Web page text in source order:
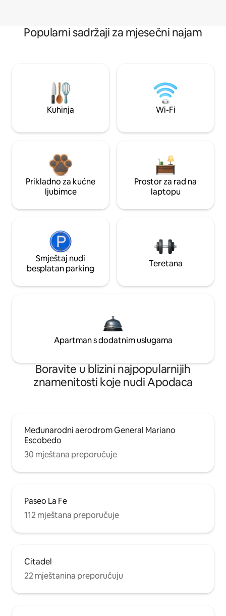
Popularni sadržaji za mjesečni najam
Kuhinja Wi-Fi
Prikladno za kućne
ljubimce
Prostor za rad na
laptopu
Smještaj nudi
besplatan parking
Teretana
Apartman s dodatnim uslugama
Boravite u blizini najpopularnijih
znamenitosti koje nudi Apodaca
Međunarodni aerodrom General Mariano
Escobedo
30 mještana preporučuje
Paseo La Fe
112 mještana preporučuje
Citadel
22 mještanina preporučuju